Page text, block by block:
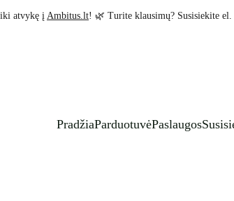
atvykę į Ambitus.lt! 🌿 Turite klausimų? Susisiekite el.
PradžiaParduotuvėPaslaugos